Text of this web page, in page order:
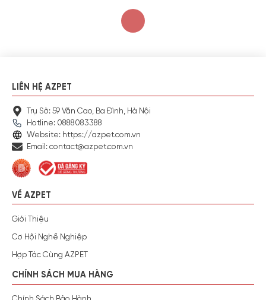
LIÊN HỆ AZPET
Trụ Sở: 59 Văn Cao, Ba Đình, Hà Nội
Hotline: 0888083388
Website: https://azpet.com.vn
Email: contact@azpet.com.vn
VỀ AZPET
Giới Thiệu
Cơ Hội Nghề Nghiệp
Hợp Tác Cùng AZPET
CHÍNH SÁCH MUA HÀNG